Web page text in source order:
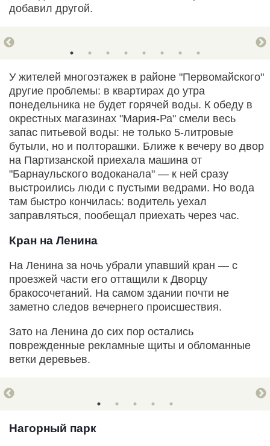
добавил другой.
У жителей многоэтажек в районе "Первомайского"
другие проблемы: в квартирах до утра
понедельника не будет горячей воды. К обеду в
окрестных магазинах "Мария-Ра" смели весь
запас питьевой воды: не только 5-литровые
бутыли, но и полторашки. Ближе к вечеру во двор
на Партизанской приехала машина от
"Барнаульского водоканала" — к ней сразу
выстроились люди с пустыми ведрами. Но вода
там быстро кончилась: водитель уехал
заправляться, пообещал приехать через час.
Кран на Ленина
На Ленина за ночь убрали упавший кран — с
проезжей части его оттащили к Дворцу
бракосочетаний. На самом здании почти не
заметно следов вечернего происшествия.
Зато на Ленина до сих пор остались
поврежденные рекламные щиты и обломанные
ветки деревьев.
Нагорный парк